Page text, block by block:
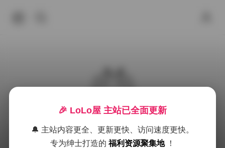
抖音兔合集写真精选：321张高清美图97个精彩视
2025年9月27日 下午5:26 古风 & COSPLAY
🎉 LoLo屋 主站已全面更新
🔔 主站内容更全、更新更快、访问速度更快。
专为绅士打造的福利资源聚集地 ！